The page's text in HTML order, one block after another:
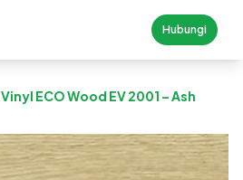
Hubungi
Vinyl ECO Wood EV 2001 – Ash